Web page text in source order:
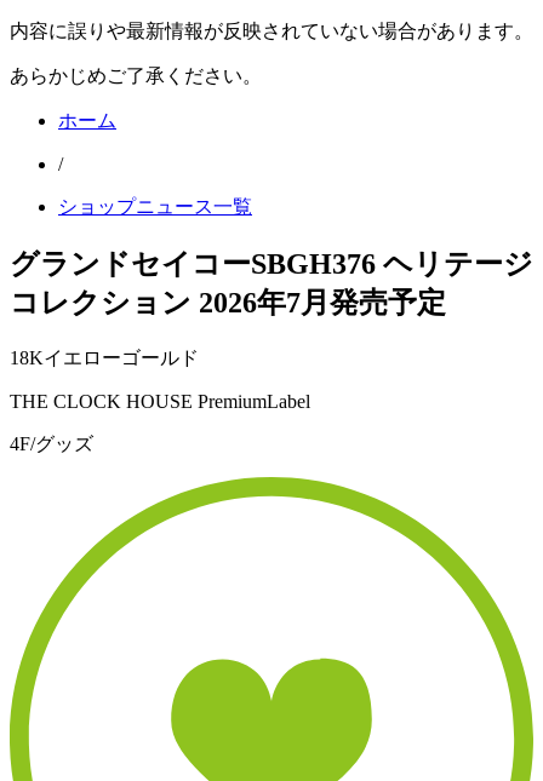
内容に誤りや最新情報が反映されていない場合があります。
あらかじめご了承ください。
ホーム
/
ショップニュース一覧
グランドセイコーSBGH376 ヘリテージ
コレクション 2026年7月発売予定
18Kイエローゴールド
THE CLOCK HOUSE PremiumLabel
4F/グッズ